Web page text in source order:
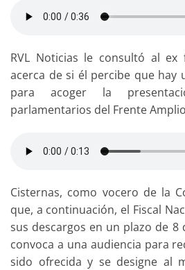
RVL Noticias le consultó al ex
acerca de si él percibe que hay
para acoger la
parlamentarios del Frente
Cisternas, como vocero de la
que, a continuación, el Fiscal
sus descargos en un plazo de 8
convoca a una audiencia para
sido ofrecida y se designe al